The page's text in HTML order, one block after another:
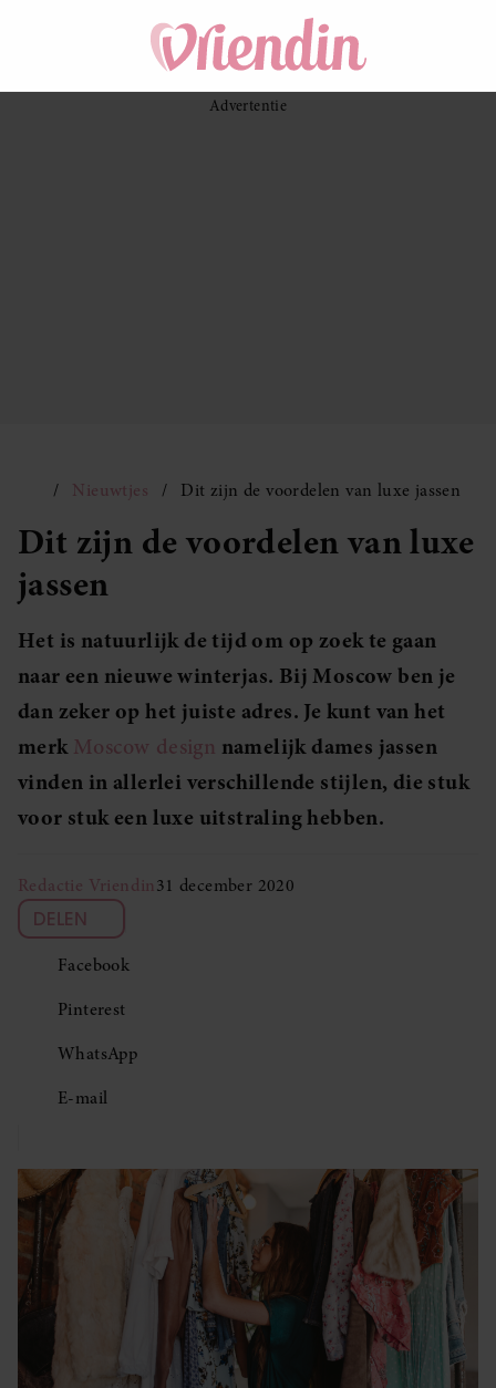
Nieuwtjes Dit zijn de voordelen van luxe jassen
Dit zijn de voordelen van luxe
jassen
Het is natuurlijk de tijd om op zoek te gaan
naar een nieuwe winterjas. Bij Moscow ben je
dan zeker op het juiste adres. Je kunt van het
merkMoscow design namelijk dames jassen
vinden in allerlei verschillende stijlen, die stuk
voor stuk een luxe uitstraling hebben.
Redactie Vriendin31 december 2020
DELEN
Facebook
Pinterest
WhatsApp
E-mail